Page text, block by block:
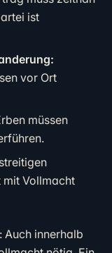
ist
vor Ort
müssen
mit Vollmacht
Auch innerhalb